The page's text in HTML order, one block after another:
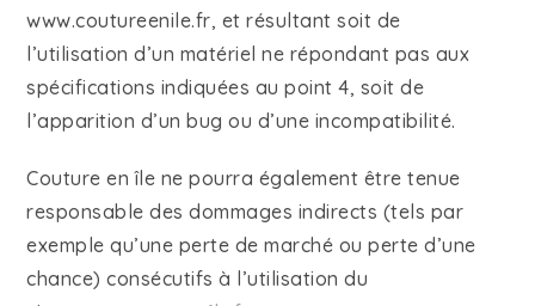
www.coutureenile.fr, et résultant soit de
l’utilisation d’un matériel ne répondant pas aux
spécifications indiquées au point 4, soit de
l’apparition d’un bug ou d’une incompatibilité.
Couture en île ne pourra également être tenue
responsable des dommages indirects (tels par
exemple qu’une perte de marché ou perte d’une
chance) consécutifs à l’utilisation du